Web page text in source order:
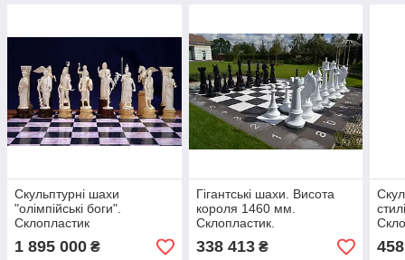
Скульптурні шахи
"олімпійські боги".
Склопластик
1 895 000 ₴
Гігантські шахи. Висота
короля 1460 мм.
Склопластик.
338 413₴